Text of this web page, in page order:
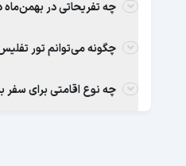
چه تفریحاتی در
چگونه می‌توانم تور
چه نوع اقامتی برای